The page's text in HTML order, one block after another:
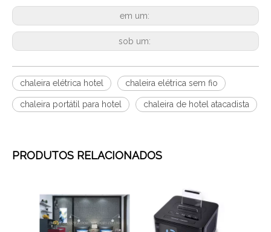
em um:
sob um:
chaleira elétrica hotel chaleira elétrica sem fio
chaleira portátil para hotel chaleira de hotel atacadista
PRODUTOS RELACIONADOS